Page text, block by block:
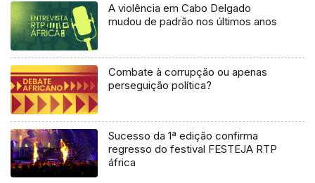
A violência em Cabo Delgado
mudou de padrão nos últimos anos
Combate à corrupção ou apenas
perseguição política?
Sucesso da 1ª edição confirma
regresso do festival FESTEJA RTP
áfrica